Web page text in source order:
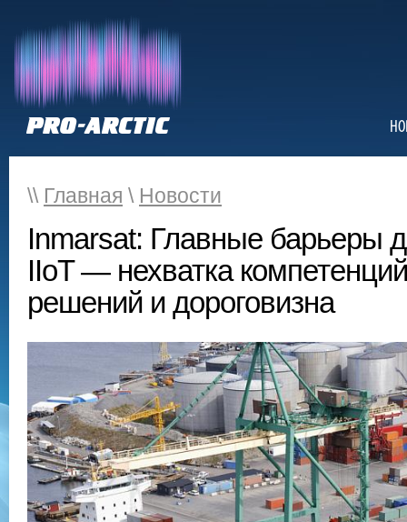
\\ Главная \ Новости
Inmarsat: Главные барьеры
IIoT — нехватка
решений и дороговизна